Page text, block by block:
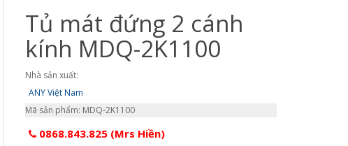
Tủ mát đứng 2 cánh
kính MDQ-2K1100
Nhà sản xuất:
ANY Việt Nam
Mã sản phẩm: MDQ-2K1100
0868.843.825 (Mrs Hiền)